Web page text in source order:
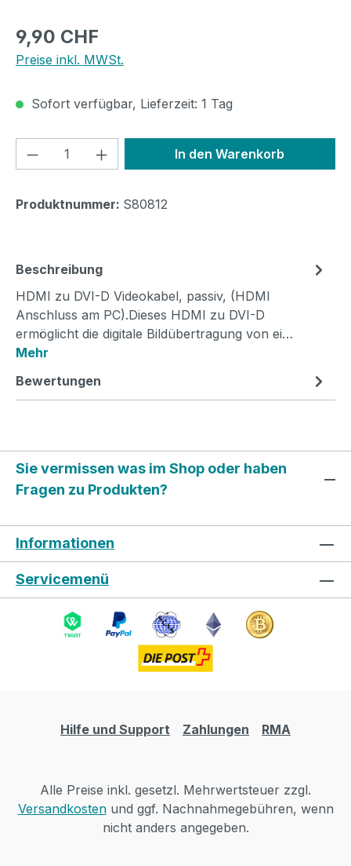
Regulärer Preis:
9,90 CHF
Preise inkl. MWSt.
Sofort verfügbar, Lieferzeit: 1 Tag
Produkt Anzahl: Gib denIn den Warenkorb
Produktnummer: S80812
Beschreibung
HDMI zu DVI-D Videokabel, passiv, (HDMI
Anschluss am PC).Dieses HDMI zu DVI-D
ermöglicht die digitale Bildübertragung von ei…
Mehr
Bewertungen
Sie vermissen was im Shop oder haben
Fragen zu Produkten?
Informationen
Servicemenü
Hilfe und Support Zahlungen RMA
Alle Preise inkl. gesetzl. Mehrwertsteuer zzgl.
Versandkostenund ggf. Nachnahmegebühren, wenn
nicht anders angegeben.